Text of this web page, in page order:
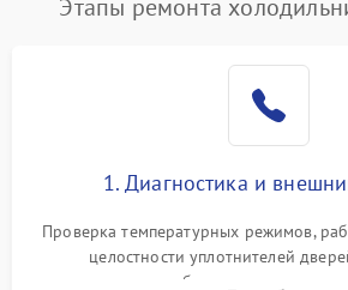
Поломка системы No Frost 2600 ₽
работе
2000 ₽
Этапы ремонта
1. Диагностика и
Проверка температурных режимов,
целостности уплотнителей
сопротивления обмоток мотора,